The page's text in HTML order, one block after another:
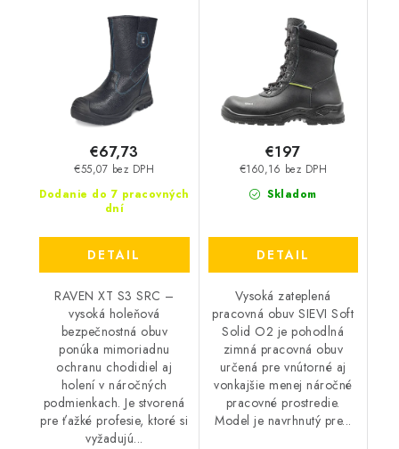
Raven XT S3 SRC -
čierna-modrá
Dodanie do 7 pracovných
dní
€55,07 bez DPH
€67,73
DETAIL
RAVEN XT S3 SRC –
vysoká holeňová
bezpečnostná obuv
ponúka mimoriadnu
ochranu chodidiel aj
holení v náročných
podmienkach. Je stvorená
pre ťažké profesie, ktoré si
vyžadujú...
Skladom
€160,16 bez DPH
€197
DETAIL
Vysoká zateplená
pracovná obuv SIEVI Soft
Solid O2 je pohodlná
zimná pracovná obuv
určená pre vnútorné aj
vonkajšie menej náročné
pracovné prostredie.
Model je navrhnutý pre...